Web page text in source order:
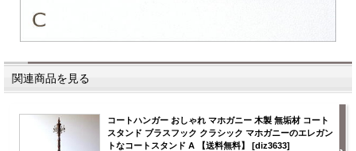
関連商品を見る
コートハンガー おしゃれ マホガニー 木製 無垢材 コート
スタンド ブラスフック クラシック マホガニーのエレガン
トなコートスタンド A 【送料無料】 [diz3633]